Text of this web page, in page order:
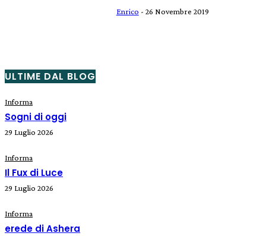
Enrico - 26 Novembre 2019
ULTIME DAL BLOG
Informa
Sogni di oggi
29 Luglio 2026
Informa
Il Fux di Luce
29 Luglio 2026
Informa
erede di Ashera